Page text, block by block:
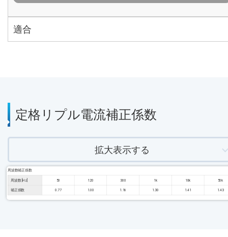
適合
定格リプル電流補正係数
拡大表示する
周波数補正係数
周波数 [Hz] 50 120 300 1k 10k 50k
補正係数 0.77 1.00 1.16 1.30 1.41 1.43